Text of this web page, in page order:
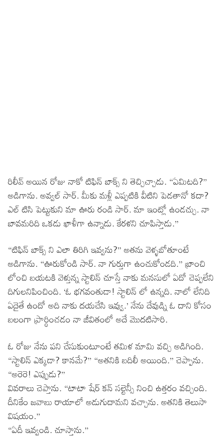
రిలీవ్ అయిన రోజు నాకో టిఫిన్ బాక్స్ ని తెచ్చిచ్చాడు. “ఏమిటది?”
అడిగాను. అవ్వల్ సార్. మీకు మళ్లీ ఎప్పటికి వీటిని పెడతానో కదా?
ఎల్ టిసి పెట్టుకుని మా ఊరు రండి సార్. మా ఇంట్లో ఉండచ్చు. నా
బావమరిది ఒకడు ఖాళీగా ఉన్నాడు. కేరళని చూపిస్తాడు.”
“టిఫిన్ బాక్స్ ని ఎలా తిరిగి ఇవ్వను?” అతను వెళ్ళబోతూంటే
అడిగాను. “ఊరుకోండి సార్. నా గుర్తుగా ఉంచుకోండది.” బ్రాంచి
లోంచి బయటకి వెళ్తున్న స్టాలిన్ చూస్తే నాకు మనసులో ఏదో చెప్పలేని
దిగులనిపించింది. ‘ఓ భగవంతుడా! స్టాలిన్ లో ఉన్నది. నాలో లేనిది
ఏదైతే ఉందో అది నాకు దయచేసి ఇవ్వు.’ నేను దేవుడ్ని ఓ దాని కోసం
బలంగా ప్రార్ధించడం నా జీవితంలో అదే మొదటిసారి.
ఓ రోజు నేను పని చేసుకుంటూంటే తమిళ మామి వచ్చి అడిగింది.
“స్టాలిన్ ఎక్కడా? కానమే?” “అతనికి బదిలీ అయింది.” చెప్పాను.
“అరెరె! ఎప్పుడు?”
వివరాలు చెప్తాను. “టాటా షేర్ కన్ సల్టెన్సీ నించి ఉత్తరం వచ్చింది.
దీనికేం జవాబు రాయాలో అడుగుదామని వచ్చాను. అతనికి తెలుసా
విషయం.”
“ఏదీ ఇవ్వండి. చూస్తాను.”